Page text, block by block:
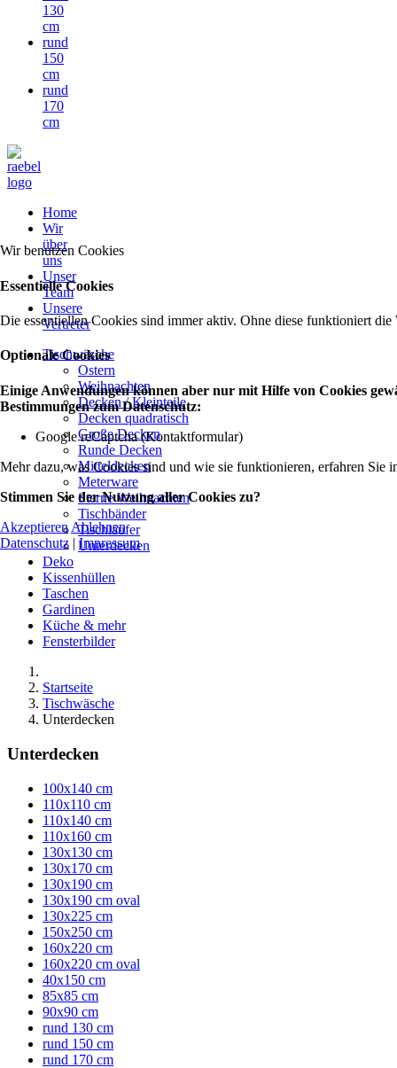
130
cm
rund
150
cm
rund
170
cm
Home
Wir
über
uns
Unser
Team
Unsere
Vertreter
Tischwäsche
Ostern
Weihnachten
Decken / Kleinteile
Decken quadratisch
Große Decken
Runde Decken
Mitteldecken
Meterware
Sterne Weihnachten
Tischbänder
Tischläufer
Unterdecken
Deko
Kissenhüllen
Taschen
Gardinen
Küche & mehr
Fensterbilder
Startseite
Tischwäsche
Unterdecken
Unterdecken
100x140 cm
110x110 cm
110x140 cm
110x160 cm
130x130 cm
130x170 cm
130x190 cm
130x190 cm oval
130x225 cm
150x250 cm
160x220 cm
160x220 cm oval
40x150 cm
85x85 cm
90x90 cm
rund 130 cm
rund 150 cm
rund 170 cm
Wir benutzen Cookies
Essentielle Cookies
Die essentiellen Cookies sind immer aktiv. Ohne diese funktioniert
Optionale Cookies
Einige Anwendungen können aber nur mit Hilfe von Cookies
Bestimmungen zum Datenschutz:
Google reCaptcha (Kontaktformular)
Mehr dazu, was Cookies sind und wie sie funktionieren, erfahren Sie
Stimmen Sie der Nutzung aller Cookies zu?
Akzeptieren Ablehnen
Datenschutz |Impressum